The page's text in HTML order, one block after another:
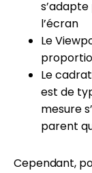
l’écran
Le
Le
est de
mesure
parent
Cependant,